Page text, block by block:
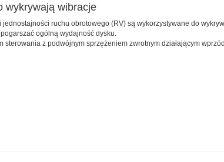
wykrywają wibracje
ruchu obrotowego (RV) są wykorzystywane do
ogólną wydajność dysku.
sterowania z podwójnym sprzężeniem zwrotnym działającym